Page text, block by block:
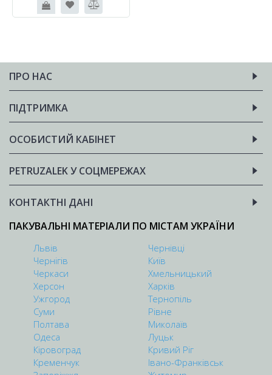
ПРО НАС
ПІДТРИМКА
ОСОБИСТИЙ КАБІНЕТ
PETRUZALEK У СОЦМЕРЕЖАХ
КОНТАКТНІ ДАНІ
ПАКУВАЛЬНІ МАТЕРІАЛИ ПО МІСТАМ УКРАЇНИ
Львів
Чернівці
Чернігів
Київ
Черкаси
Хмельницький
Херсон
Харків
Ужгород
Тернопіль
Суми
Рівне
Полтава
Миколаїв
Одеса
Луцьк
Кіровоград
Кривий Ріг
Кременчук
Івано-Франківськ